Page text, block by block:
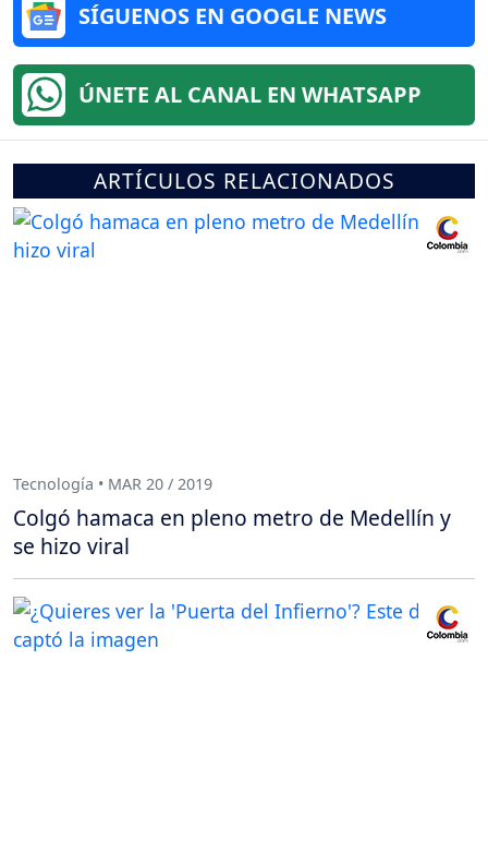
SÍGUENOS EN GOOGLE NEWS
ÚNETE AL CANAL EN WHATSAPP
ARTÍCULOS RELACIONADOS
Tecnología • MAR 20 / 2019
Colgó hamaca en pleno metro de Medellín y
se hizo viral